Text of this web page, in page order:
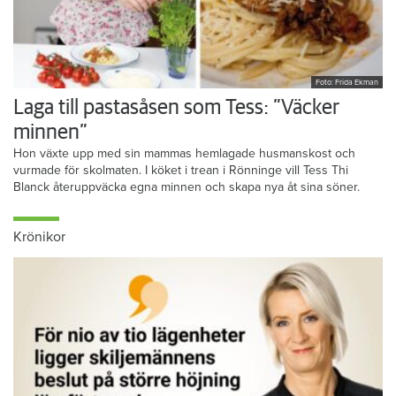
Foto: Frida Ekman
Laga till pastasåsen som Tess: ”Väcker
minnen”
Hon växte upp med sin mammas hemlagade husmanskost och
vurmade för skolmaten. I köket i trean i Rönninge vill Tess Thi
Blanck återuppväcka egna minnen och skapa nya åt sina söner.
Krönikor